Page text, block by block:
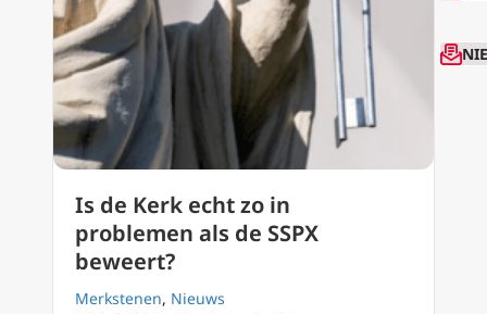
Is de Kerk echt zo in
problemen als de SSPX
beweert?
Merkstenen, Nieuws